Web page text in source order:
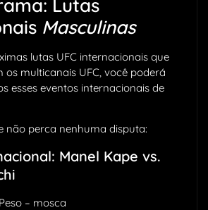
Lutas
Masculinas
lutas UFC internacionais que
os multicanais UFC, você poderá
esses eventos internacionais de
não perca nenhuma disputa:
Manel Kape vs.
Peso – mosca